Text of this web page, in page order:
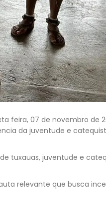
feira, 07 de novembro de
da juventude e
tuxauas, juventude e
relevante que busca